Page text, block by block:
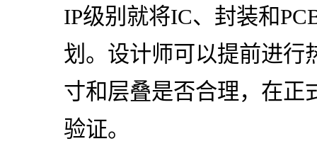
IP级别就将IC、封装和
划。设计师可以提前进行
寸和层叠是否合理，在正
验证。